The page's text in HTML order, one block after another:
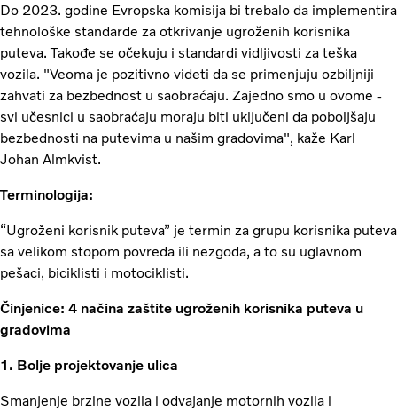
Do 2023. godine Evropska komisija bi trebalo da implementira
tehnološke standarde za otkrivanje ugroženih korisnika
puteva. Takođe se očekuju i standardi vidljivosti za teška
vozila. "Veoma je pozitivno videti da se primenjuju ozbiljniji
zahvati za bezbednost u saobraćaju. Zajedno smo u ovome -
svi učesnici u saobraćaju moraju biti uključeni da poboljšaju
bezbednosti na putevima u našim gradovima", kaže Karl
Johan Almkvist.
Terminologija:
“Ugroženi korisnik puteva” je termin za grupu korisnika puteva
sa velikom stopom povreda ili nezgoda, a to su uglavnom
pešaci, biciklisti i motociklisti.
Činjenice: 4 načina zaštite ugroženih korisnika puteva u
gradovima
1. Bolje projektovanje ulica
Smanjenje brzine vozila i odvajanje motornih vozila i